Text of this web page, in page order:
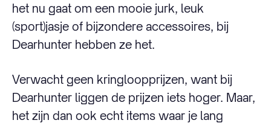
het nu gaat om een mooie jurk, leuk
(sport)jasje of bijzondere accessoires, bij
Dearhunter hebben ze het.
Verwacht geen kringloopprijzen, want bij
Dearhunter liggen de prijzen iets hoger. Maar,
het zijn dan ook echt items waar je lang